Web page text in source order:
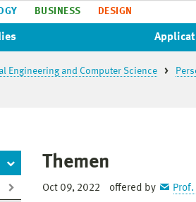
BUSINESS DESIGN
Engineering and Computer Science
Themen
Oct 09, 2022 offered by